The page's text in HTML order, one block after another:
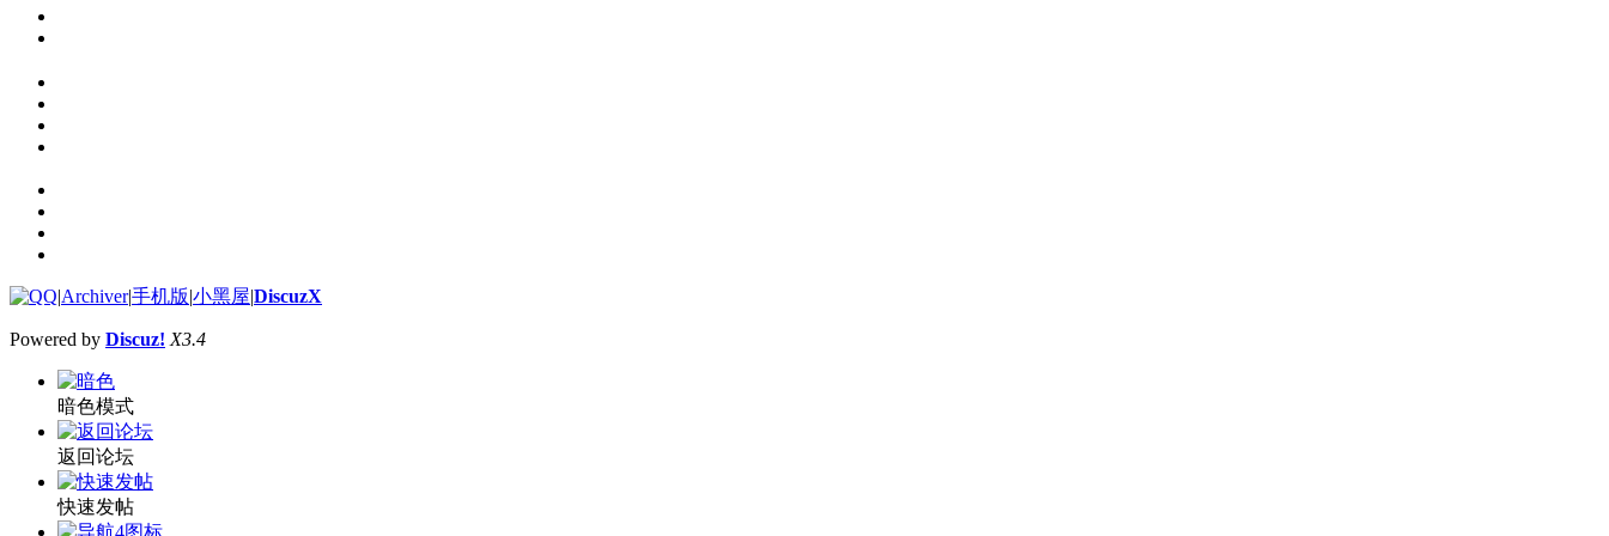
|Archiver|手机版|小黑屋|DiscuzX
Powered by Discuz! X3.4
暗色模式
返回论坛
快速发帖